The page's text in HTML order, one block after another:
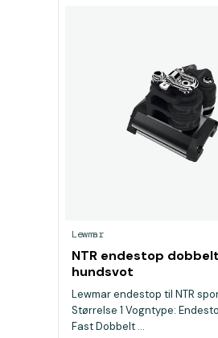
Lewmar
NTR endestop dobbelt
hundsvot
Lewmar endestop til NTR
Størrelse 1 Vogntype:
Fast Dobbelt ...